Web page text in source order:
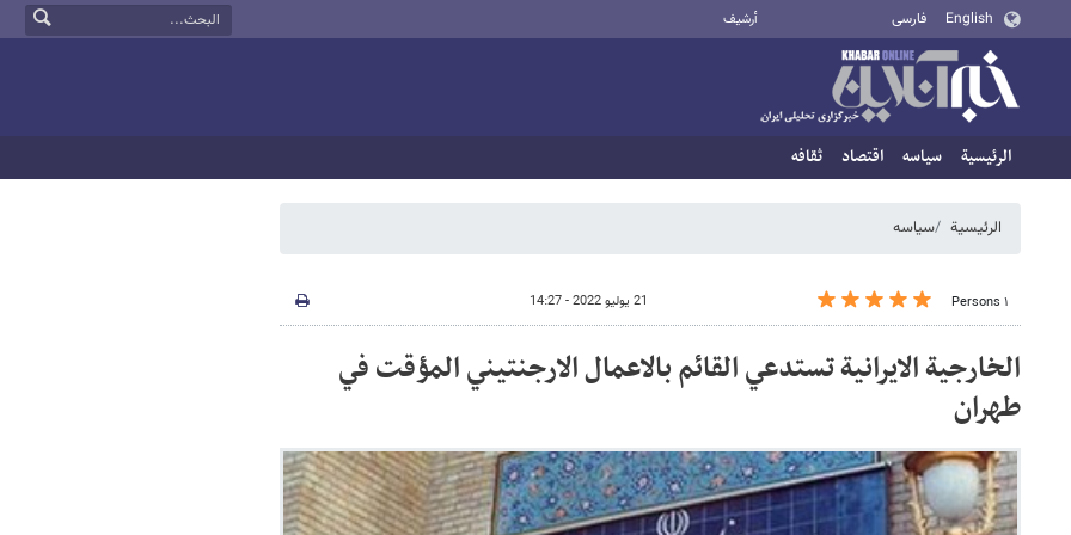
English فارسی أرشيف
الرئيسية سیاسه اقتصاد ثقافه
الرئيسية سیاسه
١ Persons 21 يوليو 2022 - 14:27
الخارجية الايرانية تستدعي القائم بالاعمال الارجنتيني المؤقت في
طهران